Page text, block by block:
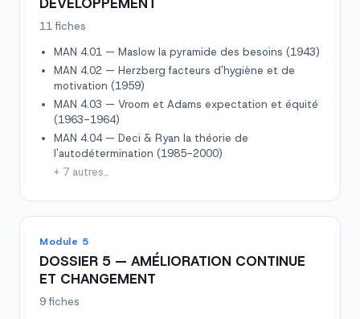
11 fiches
MAN 4.01 — Maslow la pyramide des besoins (1943)
MAN 4.02 — Herzberg facteurs d'hygiène et de
motivation (1959)
MAN 4.03 — Vroom et Adams expectation et équité
(1963-1964)
MAN 4.04 — Deci & Ryan la théorie de
l'autodétermination (1985-2000)
+ 7 autres…
Module 5
DOSSIER 5 — AMÉLIORATION CONTINUE
ET CHANGEMENT
9 fiches